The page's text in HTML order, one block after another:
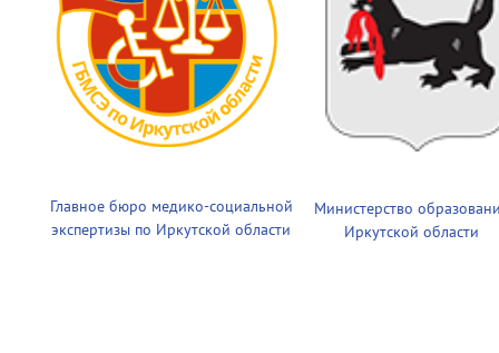
Главное бюро медико-социальной
экспертизы по Иркутской области
Министерство
Иркутской области